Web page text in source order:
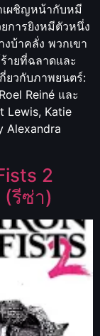
เผชิญหน้ากับหมี
การยิงหมีตัวหนึ่ง
บ้าคลั่ง พวกเขา
ายที่ฉลาดและ
ยวกับภาพยนตร์:
Reiné และ
Lewis, Katie
Alexandra
2
(รีซ่า)